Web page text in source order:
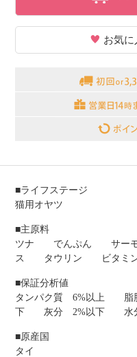
お気に
■ライフステージ
猫用オヤツ
■主原料
ツナ でんぷん サー
ス タウリン ビタミ
■保証分析値
タンパク質 6%以上
下 灰分 2%以下 水
■原産国
タイ